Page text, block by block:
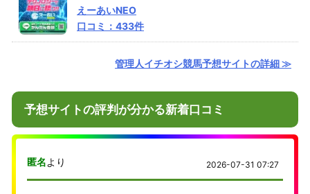
えーあいNEO
口コミ：433件
管理人イチオシ競馬予想サイトの詳細 ≫
予想サイトの評判が分かる新着口コミ
匿名より 2026-07-31 07:27